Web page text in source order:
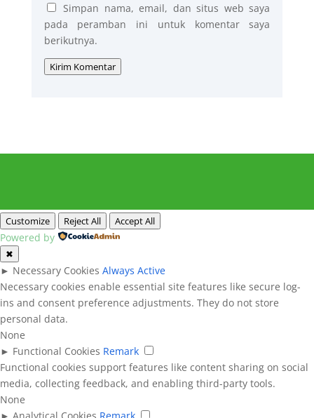
Simpan nama, email, dan situs web saya
pada peramban ini untuk komentar saya
berikutnya.
Kirim Komentar
Customize Reject All Accept All
Powered by
✖
► Necessary Cookies Always Active
Necessary cookies enable essential site features like secure log-
ins and consent preference adjustments. They do not store
personal data.
None
► Functional Cookies Remark
Functional cookies support features like content sharing on social
media, collecting feedback, and enabling third-party tools.
None